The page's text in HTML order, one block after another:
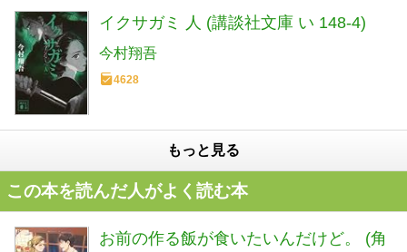
イクサガミ 人 (講談社文庫 い 148-4)
今村翔吾
4628
もっと見る
この本を読んだ人がよく読む本
お前の作る飯が食いたいんだけど。 (角